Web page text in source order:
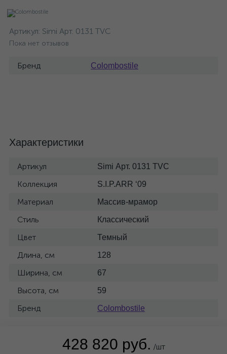
Артикул: Simi Арт. 0131 TVC
Пока нет отзывов
Бренд Colombostile
Характеристики
Артикул Simi Арт. 0131 TVC
Коллекция S.I.P.ARR ‘09
Материал Массив-мрамор
Стиль Классический
Цвет Темный
Длина, см 128
Ширина, см 67
Высота, см 59
Бренд Colombostile
428 820 руб. /шт